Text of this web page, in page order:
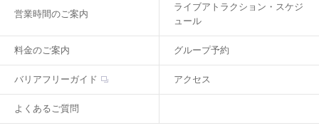
営業時間のご案内
ライブアトラクション・スケジ
ュール
料金のご案内 グループ予約
バリアフリーガイド アクセス
よくあるご質問